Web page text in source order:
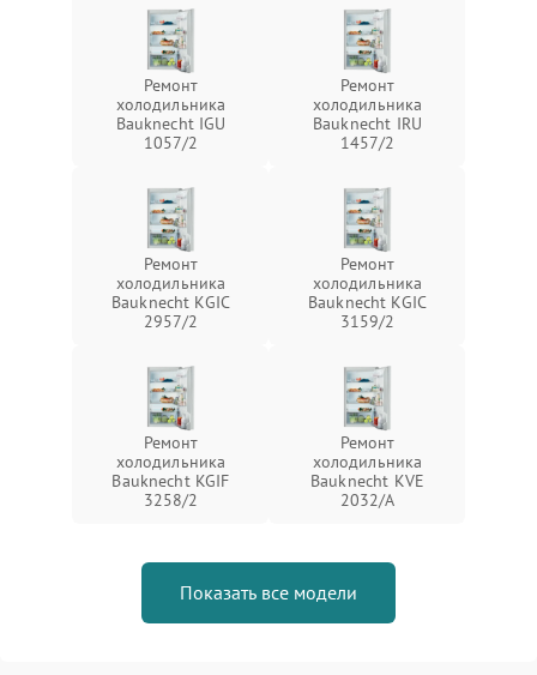
Ремонт
холодильника
Bauknecht IGU
1057/2
Ремонт
холодильника
Bauknecht IRU
1457/2
Ремонт
холодильника
Bauknecht KGIC
2957/2
Ремонт
холодильника
Bauknecht KGIC
3159/2
Ремонт
холодильника
Bauknecht KGIF
3258/2
Ремонт
холодильника
Bauknecht KVE
2032/A
Показать все модели